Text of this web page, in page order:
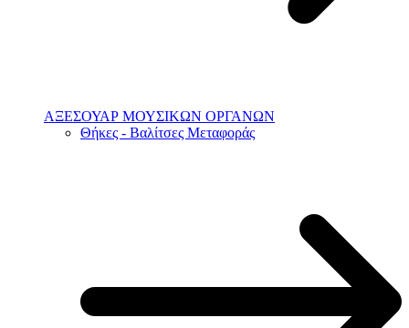
ΑΞΕΣΟΥΑΡ ΜΟΥΣΙΚΩΝ ΟΡΓΑΝΩΝ
Θήκες - Βαλίτσες Μεταφοράς